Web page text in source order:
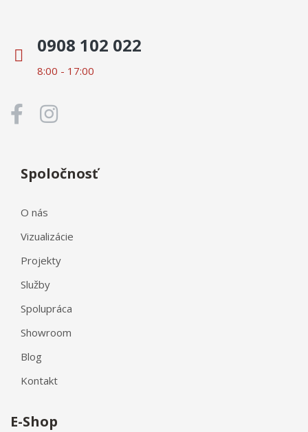
0908 102 022
8:00 - 17:00
Spoločnosť
O nás
Vizualizácie
Projekty
Služby
Spolupráca
Showroom
Blog
Kontakt
E-Shop